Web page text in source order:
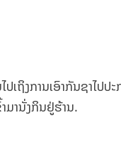
ງການເອົາກັນຊາໄປປະ
ມານັ່ງກິນຢູ່ຮ້ານ.